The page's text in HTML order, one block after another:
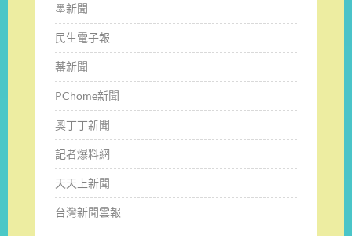
墨新聞
民生電子報
蕃新聞
PChome新聞
奧丁丁新聞
記者爆料網
天天上新聞
台灣新聞雲報